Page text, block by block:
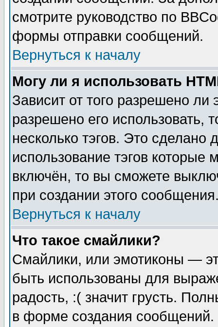
смотрите руководство по
формы отправки сообщений.
Вернуться к началу
Могу ли я использовать
Зависит от того разрешено
разрешено его использовать,
несколько тэгов. Это сделано
использование тэгов
включён, то вы сможете
при создании этого
Вернуться к началу
Что такое смайлики?
Смайлики, или эмотиконы —
быть использованы для
радость, :( значит грусть.
в форме создания сообщений.